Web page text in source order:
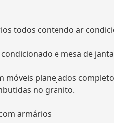
todos contendo ar
condicionado e mesa de
móveis planejados
no granito.
armários